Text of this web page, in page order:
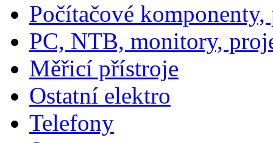
Počítačové
PC, NTB, monitory,
Měřicí přístroje
Ostatní elektro
Telefony